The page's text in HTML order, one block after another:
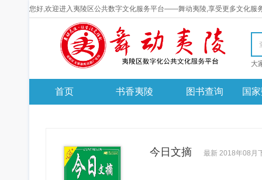
您好,欢迎进入夷陵区公共数字文化服务平台——舞动夷陵,享受更多文化服
首页 书香夷陵 图书查询 国
今日文摘 最新 2018年08月